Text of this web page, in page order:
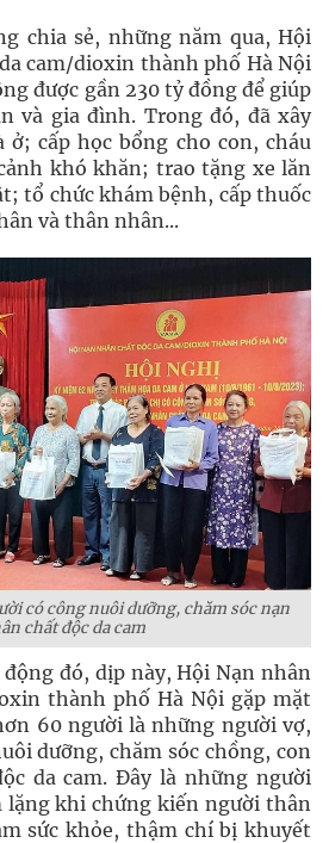
chia sẻ, những năm qua, Hội
cam/dioxin thành phố Hà Nội
được gần 230 tỷ đồng để giúp
và gia đình. Trong đó, đã xây
ở; cấp học bổng cho con, cháu
khó khăn; trao tặng xe lăn
tổ chức khám bệnh, cấp thuốc
và thân nhân...
có công nuôi dưỡng, chăm sóc nạn
chất độc da cam
đó, dịp này, Hội Nạn nhân
thành phố Hà Nội gặp mặt
60 người là những người vợ,
dưỡng, chăm sóc chồng, con
da cam. Đây là những người
lặng khi chứng kiến người thân
sức khỏe, thậm chí bị khuyết